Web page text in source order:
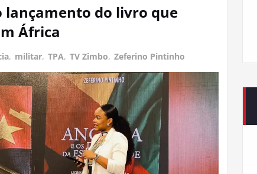
lançamento do livro que
África
, militar, TPA, TV Zimbo, Zeferino Pintinho